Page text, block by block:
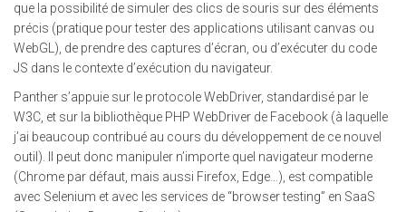
que la possibilité de simuler des clics de souris sur des éléments
précis (pratique pour tester des applications utilisant canvas ou
WebGL), de prendre des captures d’écran, ou d’exécuter du code
JS dans le contexte d’exécution du navigateur.
Panther s’appuie sur le protocole WebDriver, standardisé par le
W3C, et sur la bibliothèque PHP WebDriver de Facebook (à laquelle
j’ai beaucoup contribué au cours du développement de ce nouvel
outil). Il peut donc manipuler n’importe quel navigateur moderne
(Chrome par défaut, mais aussi Firefox, Edge…), est compatible
avec Selenium et avec les services de “browser testing” en SaaS